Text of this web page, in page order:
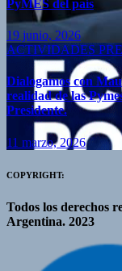
PyMES del país
19 junio, 2026
ACTIVIDADES
Dialogamos con
realidad de las
Presidente.
11 marzo, 2026
COPYRIGHT:
Todos los derechos
Argentina. 2023